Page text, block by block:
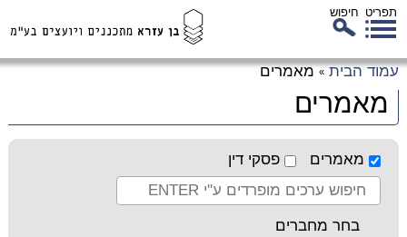
תפריט חיפוש
עמוד הבית » מאמרים
מאמרים
מאמרים פסקי דין
בחר מחברים